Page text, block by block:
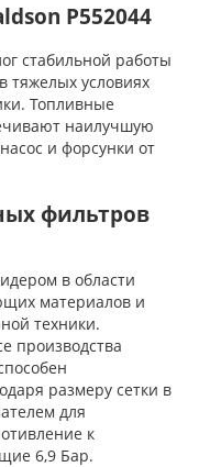
P552044
стабильной работы
тяжелых условиях
Топливные
наилучшую
и форсунки от
фильтров
в области
материалов и
техники.
производства
размеру сетки в
для
к
6,9 Бар.